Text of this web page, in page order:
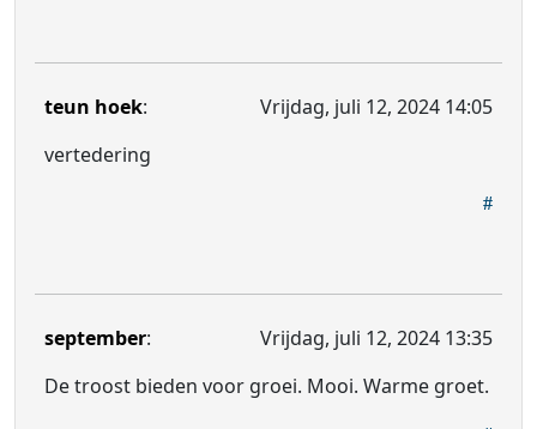
teun hoek:
Vrijdag, juli 12, 2024 14:05
vertedering
september:
Vrijdag, juli 12, 2024 13:35
De troost bieden voor groei. Mooi. Warme groet.